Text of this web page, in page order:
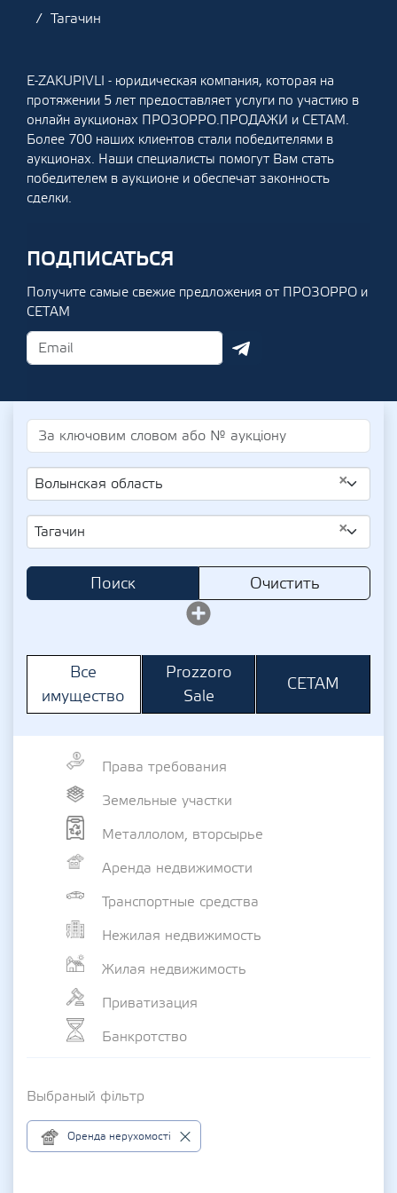
Тагачин
E-ZAKUPIVLI - юридическая компания, которая на
протяжении 5 лет предоставляет услуги по участию в
онлайн аукционах ПРОЗОРРО.ПРОДАЖИ и СЕТАМ.
Более 700 наших клиентов стали победителями в
аукционах. Наши специалисты помогут Вам стать
победителем в аукционе и обеспечат законность
сделки.
ПОДПИСАТЬСЯ
Получите самые свежие предложения от ПРОЗОРРО и
СЕТАМ
×
Волынская область
×
Тагачин
Поиск Очистить
Все
имущество
Prozzoro
Sale
СЕТАМ
Права требования
Земельные участки
Металлолом, вторсырье
Аренда недвижимости
Транспортные средства
Нежилая недвижимость
Жилая недвижимость
Приватизация
Банкротство
Выбраный фільтр
Оренда нерухомості